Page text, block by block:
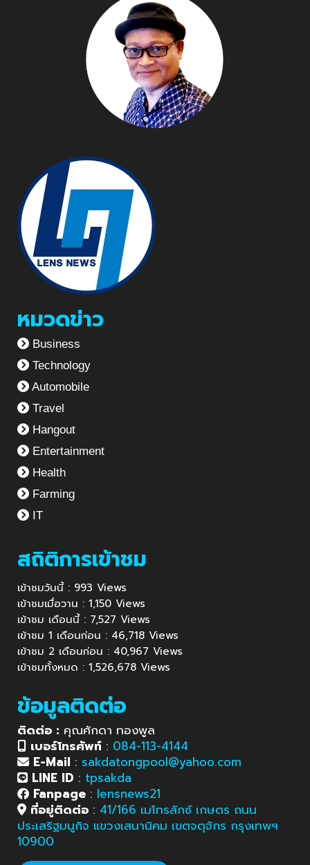
หมวดข่าว
Business
Technology
Automobile
Travel
Hangout
Entertainment
Health
Farming
IT
สถิติการเข้าชม
เข้าชมวันนี้ : 993 Views
เข้าชมเมื่อวาน : 1,150 Views
เข้าชม เดือนนี้ : 7,527 Views
เข้าชม 1 เดือนก่อน : 46,718 Views
เข้าชม 2 เดือนก่อน : 40,967 Views
เข้าชมทั้งหมด : 1,526,678 Views
ข้อมูลติดต่อ
ติดต่อ : คุณศักดา ทองพูล
เบอร์โทรศัพท์ : 084-113-4144
E-Mail : sakdatongpool@yahoo.com
LINE ID : tpsakda
Fanpage : lensnews21
ที่อยู่ติดต่อ : 41/166 เมโทรลักซ์ เกษตร ถนน
ประเสริฐมนูกิจ แขวงเสนานิคม เขตจตุจักร กรุงเทพฯ
10900